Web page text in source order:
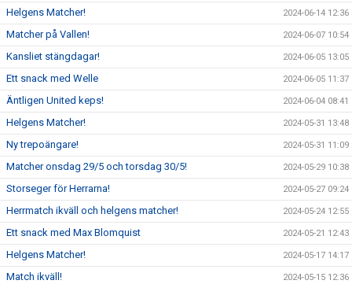
Helgens Matcher! 2024-06-14 12:36
Matcher på Vallen! 2024-06-07 10:54
Kansliet stängdagar! 2024-06-05 13:05
Ett snack med Welle 2024-06-05 11:37
Äntligen United keps! 2024-06-04 08:41
Helgens Matcher! 2024-05-31 13:48
Ny trepoängare! 2024-05-31 11:09
Matcher onsdag 29/5 och torsdag 30/5! 2024-05-29 10:38
Storseger för Herrarna! 2024-05-27 09:24
Herrmatch ikväll och helgens matcher! 2024-05-24 12:55
Ett snack med Max Blomquist 2024-05-21 12:43
Helgens Matcher! 2024-05-17 14:17
Match ikväll! 2024-05-15 12:36